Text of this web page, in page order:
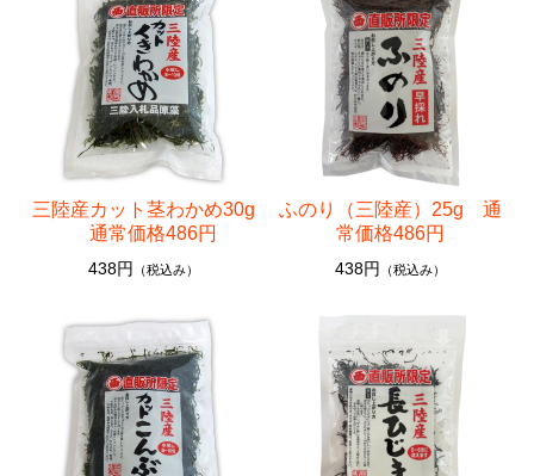
三陸産カット茎わかめ30g
通常価格486円
438円 （税込み）
ふのり（三陸産）25g 通
常価格486円
438円 （税込み）